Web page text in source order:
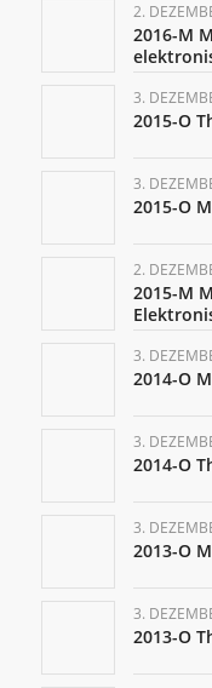
2.
2016-M
3.
2015-O
3.
2015-O
2.
2015-M
3.
2014-O
3.
2014-O
3.
2013-O
3.
2013-O